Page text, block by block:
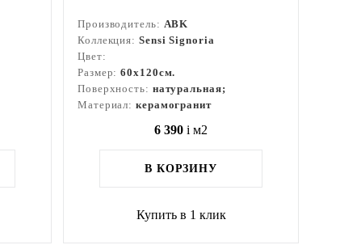
Производитель: ABK
Коллекция: Sensi Signoria
Цвет:
Размер:60x120см.
Поверхность: натуральная;
Материал: керамогранит
6 390 i м2
В КОРЗИНУ
Купить в 1 клик